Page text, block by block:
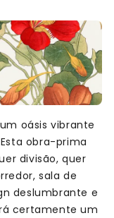
oásis vibrante
obra-prima
divisão, quer
sala de
deslumbrante e
certamente um